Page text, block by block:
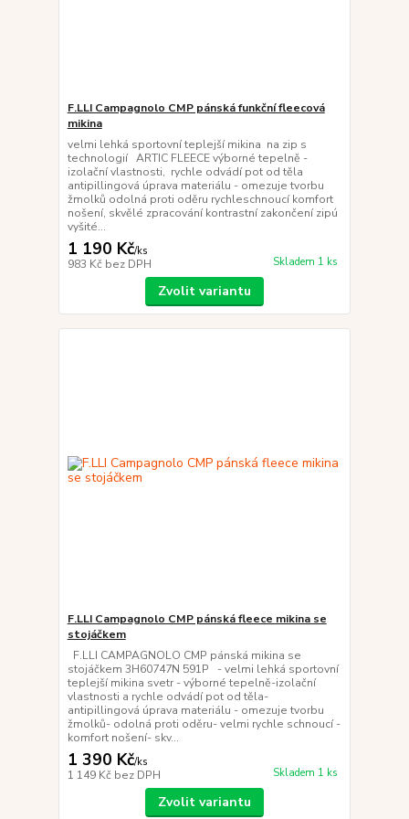
F.LLI Campagnolo CMP pánská funkční fleecová
mikina
velmi lehká sportovní teplejší mikina na zip s
technologií ARTIC FLEECE výborné tepelně -
izolační vlastnosti, rychle odvádí pot od těla
antipillingová úprava materiálu - omezuje tvorbu
žmolků odolná proti oděru rychleschnoucí komfort
nošení, skvělé zpracování kontrastní zakončení zipú
vyšité...
1 190 Kč/ks
983 Kč bez DPH Skladem 1 ks
Zvolit variantu
F.LLI Campagnolo CMP pánská fleece mikina se
stojáčkem
F.LLI CAMPAGNOLO CMP pánská mikina se
stojáčkem 3H60747N 591P - velmi lehká sportovní
teplejší mikina svetr - výborné tepelně-izolační
vlastnosti a rychle odvádí pot od těla-
antipillingová úprava materiálu - omezuje tvorbu
žmolků- odolná proti oděru- velmi rychle schnoucí -
komfort nošení- skv...
1 390 Kč/ks
1 149 Kč bez DPH Skladem 1 ks
Zvolit variantu